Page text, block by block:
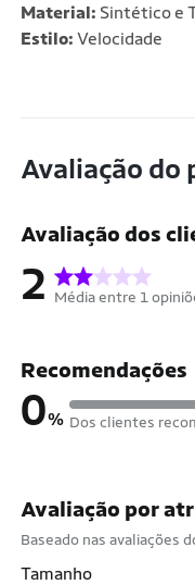
Material: Sintético e
Estilo: Velocidade
Avaliação do
Avaliação dos
2 Média entre 1
Recomendações
0% Dos clientes
Avaliação por
Baseado nas avaliações
Tamanho